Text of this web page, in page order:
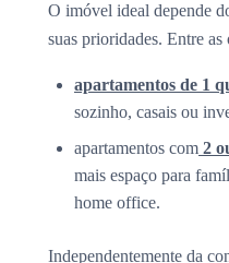
O imóvel ideal depende
suas prioridades. Entre as
apartamentos de 1
sozinho, casais ou
apartamentos com 2
mais espaço para
home office.
Independentemente da